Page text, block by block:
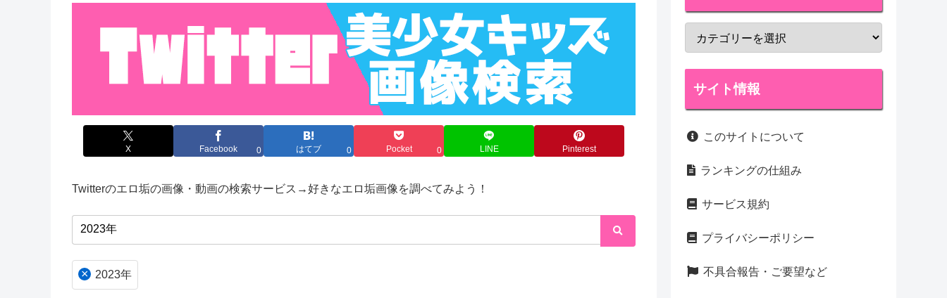
X Facebook 0 はてブ 0 Pocket 0 LINE Pinterest
Twitterのエロ垢の画像・動画の検索サービス→好きなエロ垢画像を調べてみよう！
× 2023年
サイト情報
このサイトについて
ランキングの仕組み
サービス規約
プライバシーポリシー
不具合報告・ご要望など